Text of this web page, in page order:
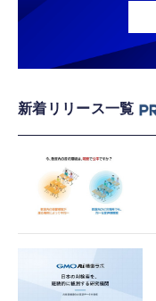
新着リリース一覧